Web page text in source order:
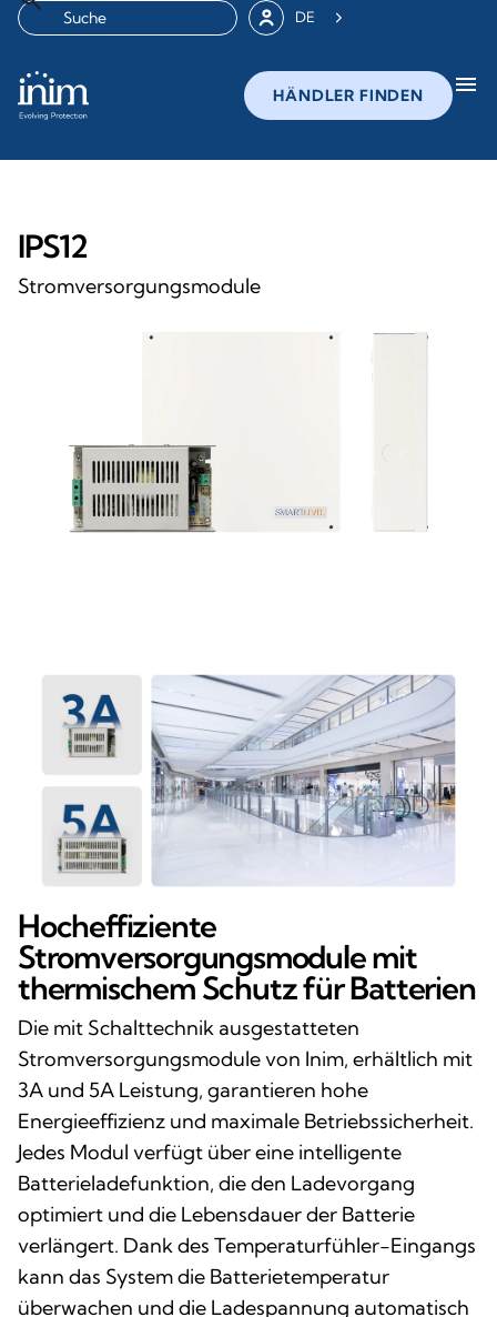
DE
HÄNDLER FINDEN menu
IPS12
Stromversorgungsmodule
Hocheffiziente
Stromversorgungsmodule mit
thermischem Schutz für Batterien
Die mit Schalttechnik ausgestatteten
Stromversorgungsmodule von Inim, erhältlich mit
3A und 5A Leistung, garantieren hohe
Energieeffizienz und maximale Betriebssicherheit.
Jedes Modul verfügt über eine intelligente
Batterieladefunktion, die den Ladevorgang
optimiert und die Lebensdauer der Batterie
verlängert. Dank des Temperaturfühler-Eingangs
kann das System die Batterietemperatur
überwachen und die Ladespannung automatisch